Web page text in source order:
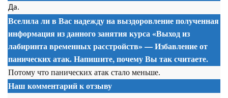
Да.
Вселила ли в Вас надежду на выздоровление полученная
информация из данного занятиякурса«Выход из
лабиринта временных расстройств» — Избавление от
панических атак. Напишите, почему Вы так считаете.
Потому что панических атак стало меньше.
Наш комментарий к отзыву